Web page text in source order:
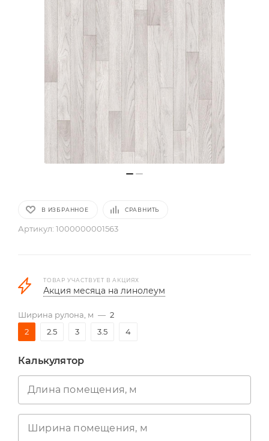
В ИЗБРАННОЕ СРАВНИТЬ
Артикул: 1000000001563
ТОВАР УЧАСТВУЕТ В АКЦИЯХ
Акция месяца на линолеум
Ширина рулона, м — 2
2
2.5 3 3.5 4
Калькулятор
Длина помещения, м
Ширина помещения, м